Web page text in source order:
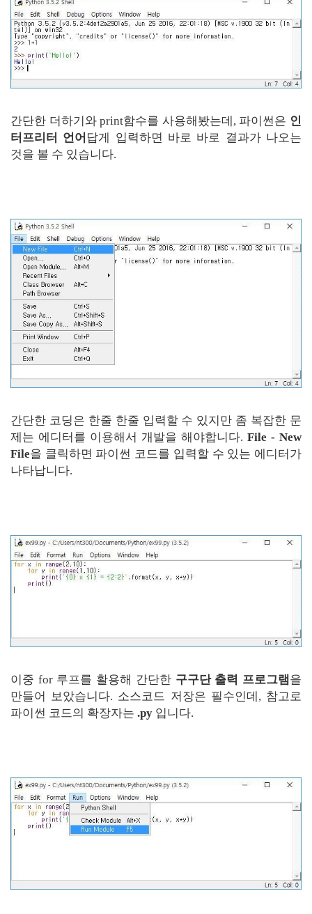
간단한 더하기와 print함수를 사용해봤는데, 파이썬은 인
터프리터 언어 답게 입력하면 바로 바로 결과가 나오는
것을 볼 수 있습니다.
간단한 코딩은 한줄 한줄 입력할 수 있지만 좀 복잡한 문
제는 에디터를 이용해서 개발을 해야합니다. File - New
File을 클릭하면 파이썬 코드를 입력할 수 있는 에디터가
나타납니다.
이중 for 루프를 활용해 간단한 구구단 출력 프로그램을
만들어 보았습니다. 소스코드 저장은 필수인데, 참고로
파이썬 코드의 확장자는 .py 입니다.